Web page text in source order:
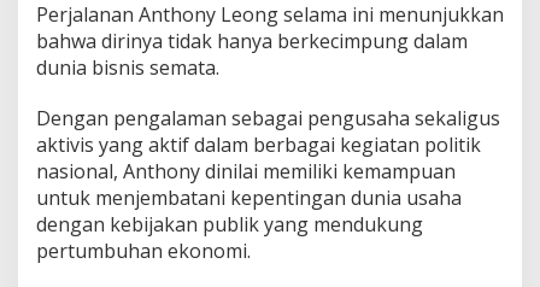
Perjalanan Anthony Leong selama ini menunjukkan
bahwa dirinya tidak hanya berkecimpung dalam
dunia bisnis semata.
Dengan pengalaman sebagai pengusaha sekaligus
aktivis yang aktif dalam berbagai kegiatan politik
nasional, Anthony dinilai memiliki kemampuan
untuk menjembatani kepentingan dunia usaha
dengan kebijakan publik yang mendukung
pertumbuhan ekonomi.